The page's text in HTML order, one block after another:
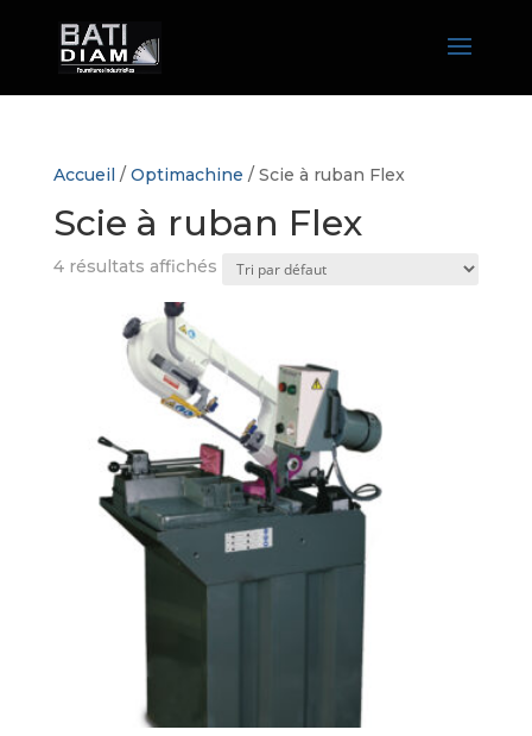
Accueil / Optimachine / Scie à ruban Flex
Scie à ruban Flex
4 résultats affichés